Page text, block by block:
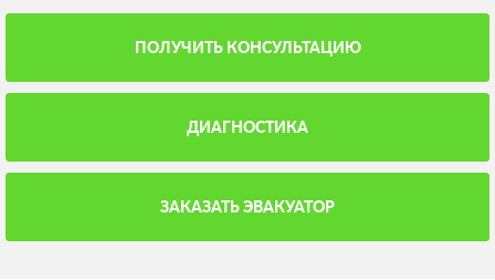
ПОЛУЧИТЬ КОНСУЛЬТАЦИЮ
ДИАГНОСТИКА
ЗАКАЗАТЬ ЭВАКУАТОР